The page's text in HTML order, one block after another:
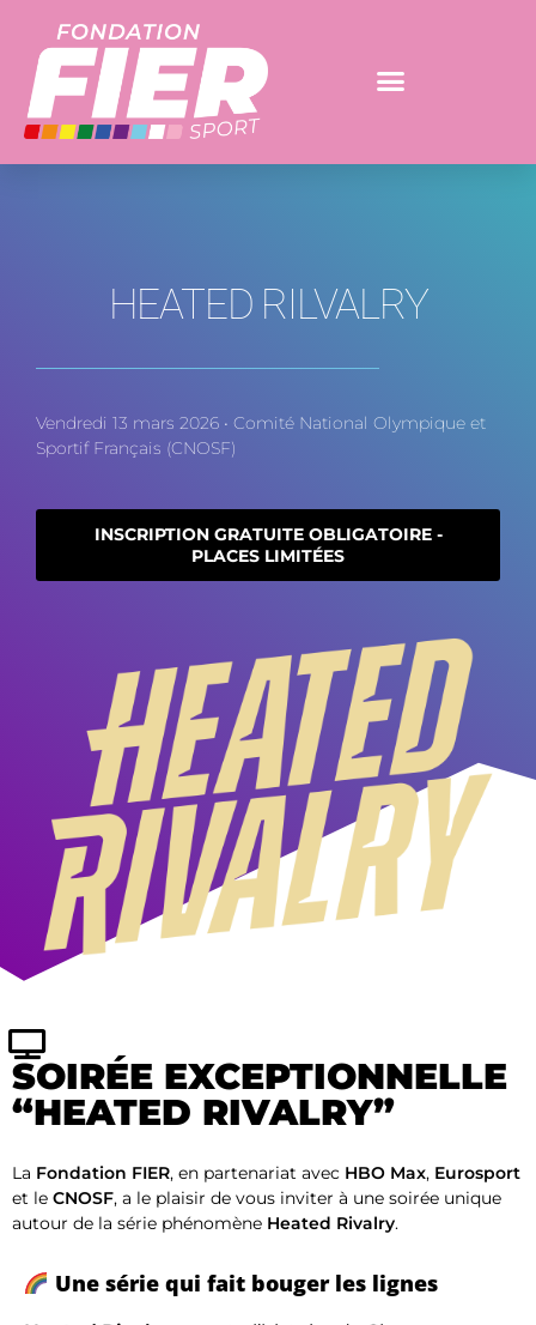
HEATED RILVALRY
Vendredi 13 mars 2026 • Comité National Olympique et
Sportif Français (CNOSF)
INSCRIPTION GRATUITE OBLIGATOIRE -
PLACES LIMITÉES
SOIRÉE EXCEPTIONNELLE
“HEATED RIVALRY”
La Fondation FIER, en partenariat avec HBO Max, Eurosport
et le CNOSF, a le plaisir de vous inviter à une soirée unique
autour de la série phénomène Heated Rivalry.
Une série qui fait bouger les lignes